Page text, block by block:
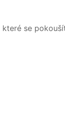
které se